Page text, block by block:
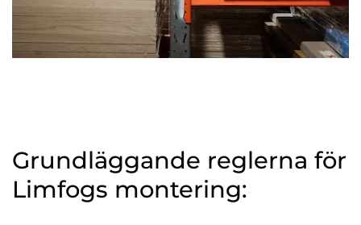
Grundläggande reglerna för
Limfogs montering: